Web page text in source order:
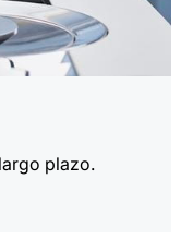
plazo.